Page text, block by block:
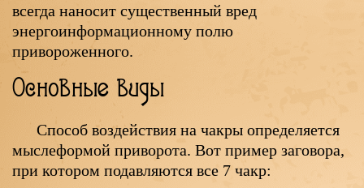
всегда наносит существенный вред
энергоинформационному полю
привороженного.
Основные виды
Способ воздействия на чакры определяется
мыслеформой приворота. Вот пример заговора,
при котором подавляются все 7 чакр: